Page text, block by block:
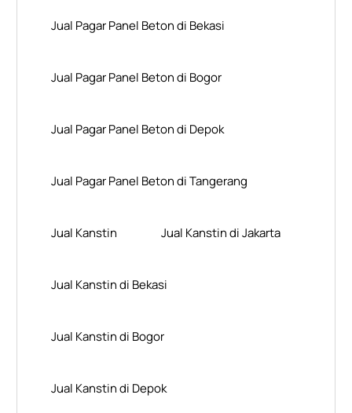
Jual Pagar Panel Beton di Bekasi
Jual Pagar Panel Beton di Bogor
Jual Pagar Panel Beton di Depok
Jual Pagar Panel Beton di Tangerang
Jual Kanstin Jual Kanstin di Jakarta
Jual Kanstin di Bekasi
Jual Kanstin di Bogor
Jual Kanstin di Depok